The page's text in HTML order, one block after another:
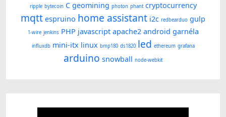
ripple bytecoin C geomining photon phant cryptocurrency
mqtt espruino home assistant i2c redbearduo gulp
1-wire jenkins PHP javascript apache2 android garnéla
influxdb mini-itx linux bmp180 ds1820 led ethereum grafana
arduino snowball node-webkit